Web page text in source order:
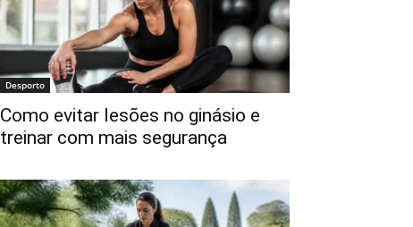
Desporto
Como evitar lesões no ginásio e
treinar com mais segurança